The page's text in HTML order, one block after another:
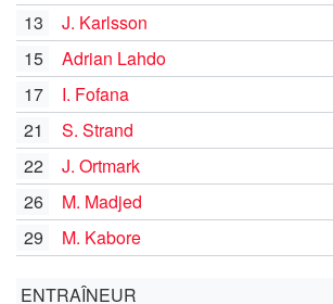
13
J. Karlsson
15
Adrian Lahdo
17
I. Fofana
21
S. Strand
22
J. Ortmark
26
M. Madjed
29
M. Kabore
ENTRAÎNEUR